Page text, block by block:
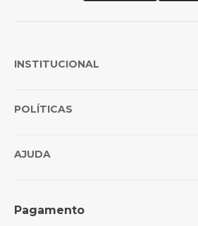
INSTITUCIONAL
Sobre a Elian
Conheça as marcas
POLÍTICAS
Política de Privacidade
Política de Frete
AJUDA
Como Comprar
Pagamento